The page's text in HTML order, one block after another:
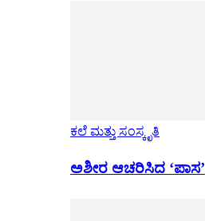
ಕಲೆ ಮತ್ತು ಸಂಸ್ಕೃತಿ
ಅಶೀರ ಆಚರಿಸಿದ ‘ಪಾಸ’